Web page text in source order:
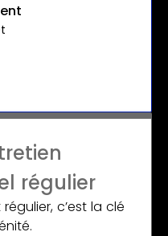
régulier
c’est la clé